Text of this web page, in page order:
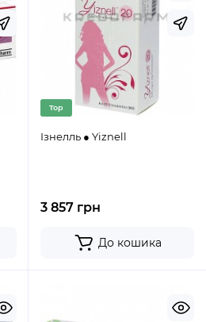
Top
Ізнелль ● Yiznell
3 857 грн
До кошика